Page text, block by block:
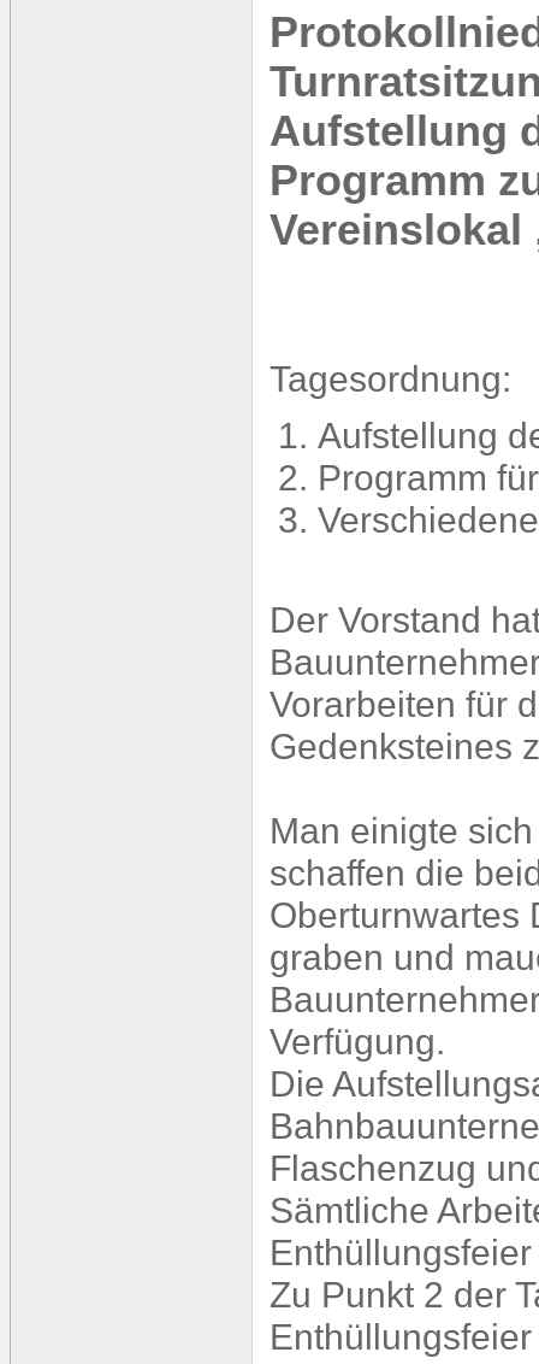
Aufstellung
Programm
Vereinslokal
Tagesordnung:
Aufstellung
Programm
Der Vorstand
Vorarbeiten für
Gedenksteines
Man einigte
schaffen die
Oberturnwartes
graben und
Verfügung.
Die
Flaschenzug
Sämtliche
Zu Punkt 2 der